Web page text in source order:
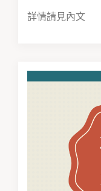
詳情請見內文